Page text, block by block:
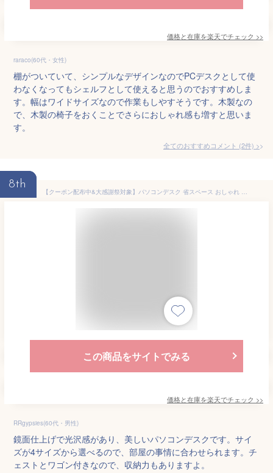
価格と在庫を楽天でチェック >>
raraco(60代・女性)
棚がついていて、シンプルなデザインなのでPCデスクとして使
わなくなってもシェルフとして使えると思うのでおすすめしま
す。幅はワイドサイズなので作業もしやすそうです。木製なの
で、木製の椅子をおくことでさらにおしゃれ感も増すと思いま
す。
全てのおすすめコメント (2件) >
8th
【クーポン配布中&大感謝祭対象】パソコンデスク 省スペース おしゃれ ハイタイプ 鏡面デスク 90cm幅 ホワイト 白 オフィスデスク 学習机 学習デスク pcデスク 奥行 60cm幅 事務づくえ 事務机 勉強机 文机 長机 北欧 可愛い かわいい 【Pixi】 ピクシー (アーバン)(white)
この商品をサイトでみる
価格と在庫を楽天でチェック >>
RRgypsies(60代・男性)
鏡面仕上げで光沢感があり、美しいパソコンデスクです。サイ
ズが4サイズから選べるので、部屋の事情に合わせられます。チ
ェストとワゴン付きなので、収納力もありますよ。